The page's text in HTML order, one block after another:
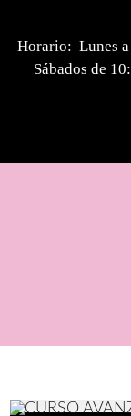
Horario: Lunes a
Sábados de